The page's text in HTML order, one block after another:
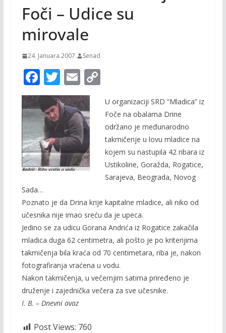
Foči – Udice su
mirovale
24. Januara 2007. Senad
F
ac
e
b
o
o
k
T
w
itt
er
E
m
ai
l
C
p
y
Li
n
k
U organizaciji SRD “Mladica” iz
Foče na obalama Drine
održano je međunarodno
takmičenje u lovu mladice na
kojem su nastupila 42 ribara iz
Ustikoline, Goražda, Rogatice,
Sarajeva, Beograda, Novog
Sada…
Poznato je da Drina krije kapitalne mladice, ali niko od
učesnika nije imao sreću da je upeca.
Jedino se za udicu Gorana Andrića iz Rogatice zakačila
mladica duga 62 centimetra, ali pošto je po kriterijima
takmičenja bila kraća od 70 centimetara, riba je, nakon
fotografiranja vraćena u vodu.
Nakon takmičenja, u večernjim satima priređeno je
druženje i zajednička večera za sve učesnike.
I. B. – Dnevni avaz
Post Views: 760